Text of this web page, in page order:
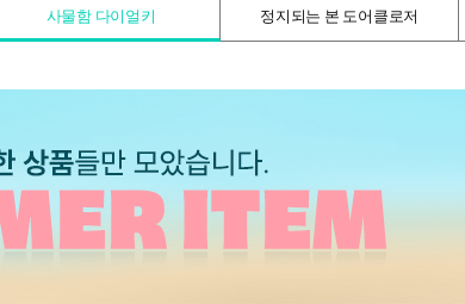
사물함 다이얼키 정지되는 본 도어클로저